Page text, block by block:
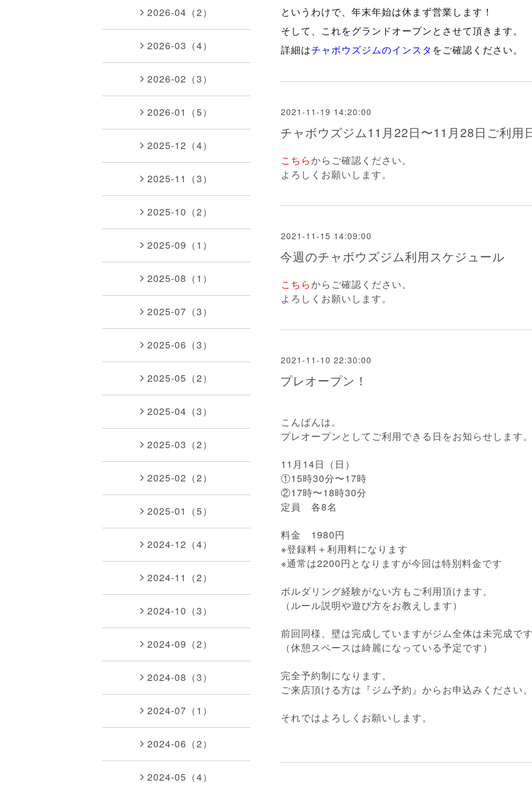
というわけで、年末年始は休まず営業します！
そして、これをグランドオープンとさせて頂きます。
詳細はチャボウズジムのインスタ をご確認ください。
2021-11-19 14:20:00
チャボウズジム11月22日〜11月28日ご利用
こちらからご確認ください。
よろしくお願いします。
2021-11-15 14:09:00
今週のチャボウズジム利用スケジュール
こちらからご確認ください。
よろしくお願いします。
2021-11-10 22:30:00
プレオープン！
こんばんは。
プレオープンとしてご利用できる日をお知らせします
11月14日（日）
①15時30分〜17時
②17時〜18時30分
定員 各8名
料金 1980円
※登録料＋利用料になります
※通常は2200円となりますが今回は特別料金です
ボルダリング経験がない方もご利用頂けます。
（ルール説明や遊び方をお教えします）
前回同様、壁は完成していますがジム全体は未完成で
（休憩スペースは綺麗になっている予定です）
完全予約制になります。
ご来店頂ける方は『ジム予約』からお申込みください
それではよろしくお願いします。
2026-04（2）
2026-03（4）
2026-02（3）
2026-01（5）
2025-12（4）
2025-11（3）
2025-10（2）
2025-09（1）
2025-08（1）
2025-07（3）
2025-06（3）
2025-05（2）
2025-04（3）
2025-03（2）
2025-02（2）
2025-01（5）
2024-12（4）
2024-11（2）
2024-10（3）
2024-09（2）
2024-08（3）
2024-07（1）
2024-06（2）
2024-05（4）